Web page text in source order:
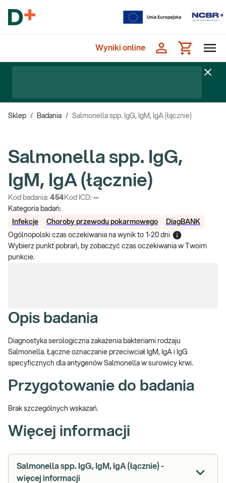
Wyniki online
Sklep / Badania / Salmonella spp. IgG, IgM, IgA (łącznie)
Salmonella spp. IgG,
IgM, IgA (łącznie)
Kod badania: 454 Kod ICD: --
Kategoria badań:
Infekcje
Choroby przewodu pokarmowego
DiagBANK
Ogólnopolski czas oczekiwania na wynik to 1-20 dni
Wybierz punkt pobrań, by zobaczyć czas oczekiwania w Twoim
punkcie.
Opis badania
Diagnostyka serologiczna zakażenia bakteriami rodzaju
Salmonella. Łączne oznaczanie przeciwciał IgM, IgA i IgG
specyficznych dla antygenów Salmonella w surowicy krwi.
Przygotowanie do badania
Brak szczególnych wskazań.
Więcej informacji
Salmonella spp. IgG, IgM, IgA (łącznie) -
więcej informacji